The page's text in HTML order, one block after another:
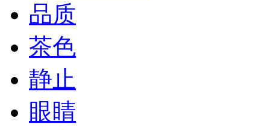
品质
茶色
静止
眼睛